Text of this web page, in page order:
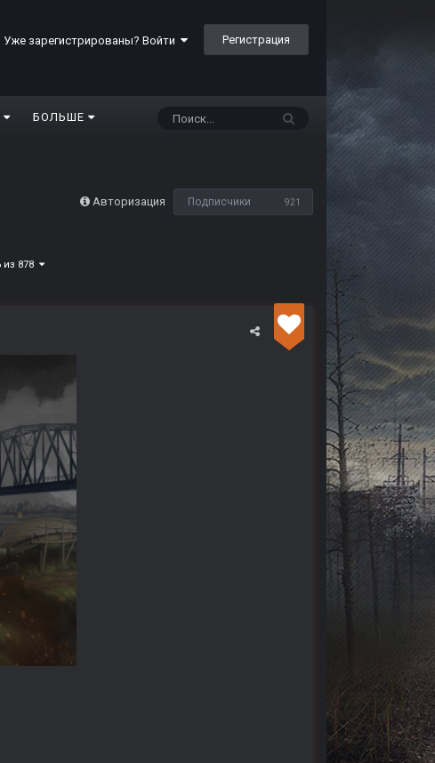
Уже зарегистрированы? Войти Регистрация
БОЛЬШЕ
Авторизация Подписчики 921
из 878